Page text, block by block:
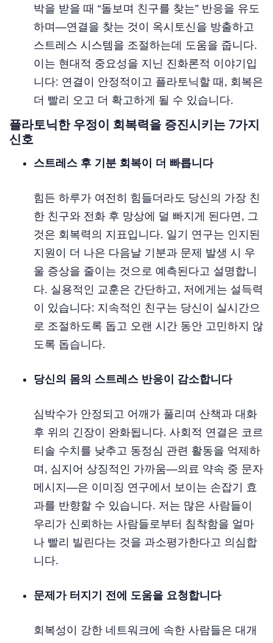
박을 받을 때 “돌보며 친구를 찾는” 반응을 유도
하며—연결을 찾는 것이 옥시토신을 방출하고
스트레스 시스템을 조절하는데 도움을 줍니다.
이는 현대적 중요성을 지닌 진화론적 이야기입
니다: 연결이 안정적이고 플라토닉할 때, 회복은
더 빨리 오고 더 확고하게 될 수 있습니다.
플라토닉한 우정이 회복력을 증진시키는 7가지
신호
스트레스 후 기분 회복이 더 빠릅니다
힘든 하루가 여전히 힘들더라도 당신의 가장 친
한 친구와 전화 후 망상에 덜 빠지게 된다면, 그
것은 회복력의 지표입니다. 일기 연구는 인지된
지원이 더 나은 다음날 기분과 문제 발생 시 우
울 증상을 줄이는 것으로 예측된다고 설명합니
다. 실용적인 교훈은 간단하고, 저에게는 설득력
이 있습니다: 지속적인 친구는 당신이 실시간으
로 조절하도록 돕고 오랜 시간 동안 고민하지 않
도록 돕습니다.
당신의 몸의 스트레스 반응이 감소합니다
심박수가 안정되고 어깨가 풀리며 산책과 대화
후 위의 긴장이 완화됩니다. 사회적 연결은 코르
티솔 수치를 낮추고 동정심 관련 활동을 억제하
며, 심지어 상징적인 가까움—의료 약속 중 문자
메시지—은 이미징 연구에서 보이는 손잡기 효
과를 반향할 수 있습니다. 저는 많은 사람들이
우리가 신뢰하는 사람들로부터 침착함을 얼마
나 빨리 빌린다는 것을 과소평가한다고 의심합
니다.
문제가 터지기 전에 도움을 요청합니다
회복성이 강한 네트워크에 속한 사람들은 대개